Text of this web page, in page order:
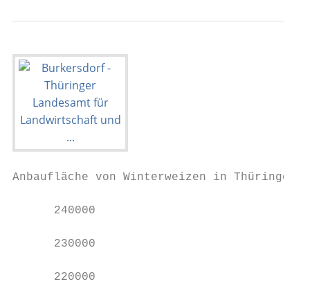
Anbaufläche von Winterweizen in Thüringen
      240000
      230000
      220000